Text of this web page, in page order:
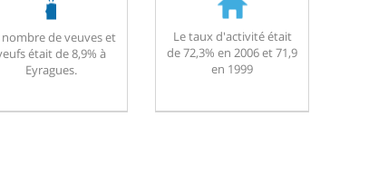
nombre de veuves et
était de 8,9% à
Eyragues.
Le taux d'activité était
de 72,3% en 2006 et 71,9
en 1999